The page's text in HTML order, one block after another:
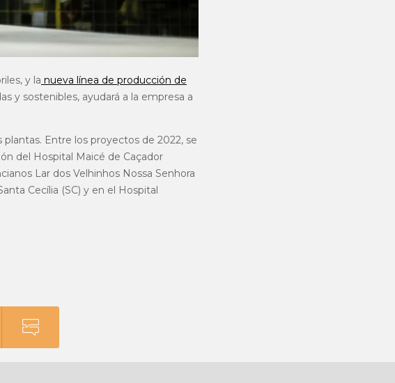
y la nueva línea de producción de
y sostenibles, ayudará a la empresa a
Entre los proyectos de 2022, se
del Hospital Maicé de Caçador
Lar dos Velhinhos Nossa Senhora
Cecília (SC) y en el Hospital